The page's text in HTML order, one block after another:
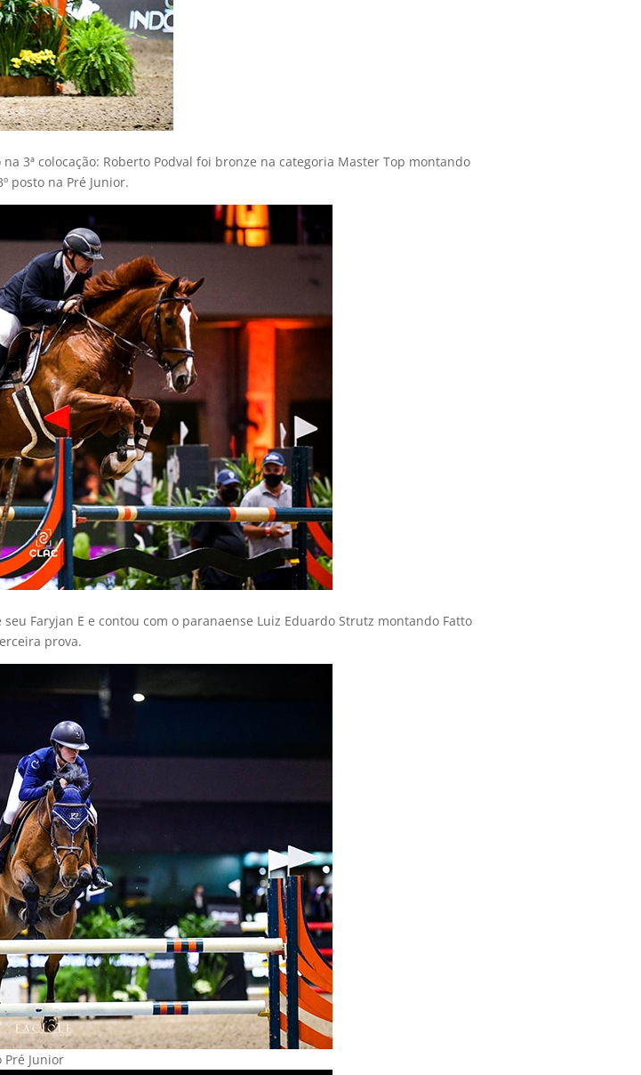
3ª colocação: Roberto Podval foi bronze na categoria Master Top montando
posto na Pré Junior.
Faryjan E e contou com o paranaense Luiz Eduardo Strutz montando Fatto
prova.
Pré Junior